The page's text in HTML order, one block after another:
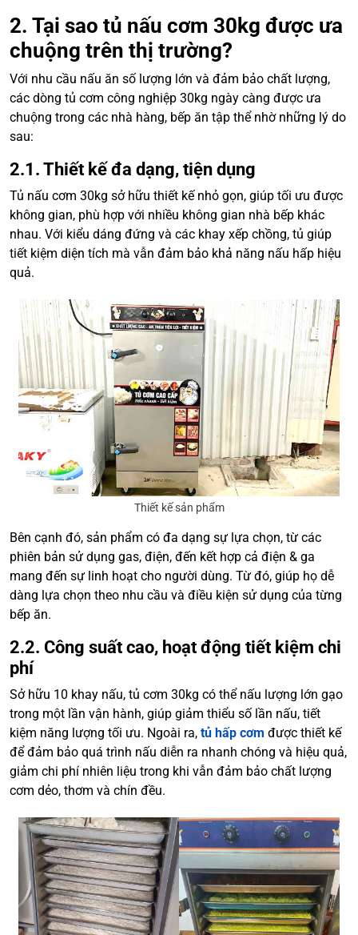
2. Tại sao tủ nấu cơm 30kg được ưa
chuộng trên thị trường?
Với nhu cầu nấu ăn số lượng lớn và đảm bảo chất lượng,
các dòng tủ cơm công nghiệp 30kg ngày càng được ưa
chuộng trong các nhà hàng, bếp ăn tập thể nhờ những lý do
sau:
2.1. Thiết kế đa dạng, tiện dụng
Tủ nấu cơm 30kg sở hữu thiết kế nhỏ gọn, giúp tối ưu được
không gian, phù hợp với nhiều không gian nhà bếp khác
nhau. Với kiểu dáng đứng và các khay xếp chồng, tủ giúp
tiết kiệm diện tích mà vẫn đảm bảo khả năng nấu hấp hiệu
quả.
Thiết kế sản phẩm
Bên cạnh đó, sản phẩm có đa dạng sự lựa chọn, từ các
phiên bản sử dụng gas, điện, đến kết hợp cả điện & ga
mang đến sự linh hoạt cho người dùng. Từ đó, giúp họ dễ
dàng lựa chọn theo nhu cầu và điều kiện sử dụng của từng
bếp ăn.
2.2. Công suất cao, hoạt động tiết kiệm chi
phí
Sở hữu 10 khay nấu, tủ cơm 30kg có thể nấu lượng lớn gạo
trong một lần vận hành, giúp giảm thiểu số lần nấu, tiết
kiệm năng lượng tối ưu. Ngoài ra, tủ hấp cơm được thiết kế
để đảm bảo quá trình nấu diễn ra nhanh chóng và hiệu quả,
giảm chi phí nhiên liệu trong khi vẫn đảm bảo chất lượng
cơm dẻo, thơm và chín đều.